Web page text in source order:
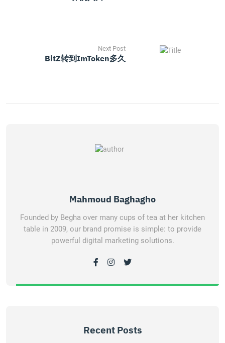
Next Post
BitZ转到imToken多久
Mahmoud Baghagho
Founded by Begha over many cups of tea at her kitchen
table in 2009, our brand promise is simple: to provide
powerful digital marketing solutions.
Recent Posts